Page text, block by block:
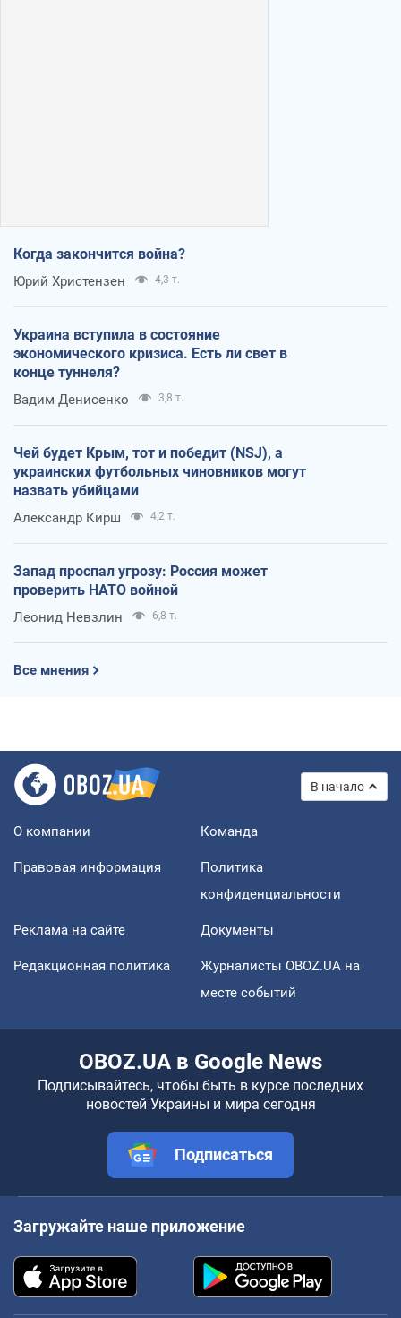
Когда закончится война?
Юрий Христензен 4,3 т.
Украина вступила в состояние
экономического кризиса. Есть ли свет в
конце туннеля?
Вадим Денисенко 3,8 т.
Чей будет Крым, тот и победит (NSJ), а
украинских футбольных чиновников могут
назвать убийцами
Александр Кирш 4,2 т.
Запад проспал угрозу: Россия может
проверить НАТО войной
Леонид Невзлин 6,8 т.
Все мнения
В начало
О компании Команда
Правовая информация
Политика
конфиденциальности
Реклама на сайте Документы
Редакционная политика
Журналисты OBOZ.UA на
месте событий
OBOZ.UA в Google News
Подписывайтесь, чтобы быть в курсе последних
новостей Украины и мира сегодня
Подписаться
Загружайте наше приложение